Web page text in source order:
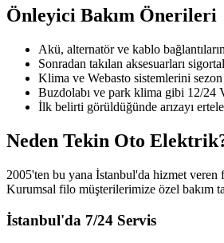
Önleyici Bakım Önerileri
Akü, alternatör ve kablo
Sonradan takılan aksesuarları
Klima ve Webasto sistemlerini
Buzdolabı ve park klima gibi 12/24
İlk belirti görüldüğünde arızayı
Neden Tekin Oto
2005'ten bu yana İstanbul'da hizmet veren
Kurumsal filo müşterilerimize özel bakım
İstanbul'da 7/24 Servis